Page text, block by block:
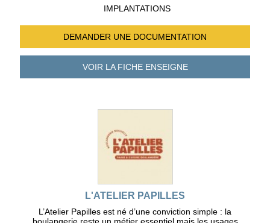
IMPLANTATIONS
DEMANDER UNE DOCUMENTATION
VOIR LA FICHEENSEIGNE
L'ATELIER PAPILLES
L’Atelier Papilles est né d’une conviction simple : la